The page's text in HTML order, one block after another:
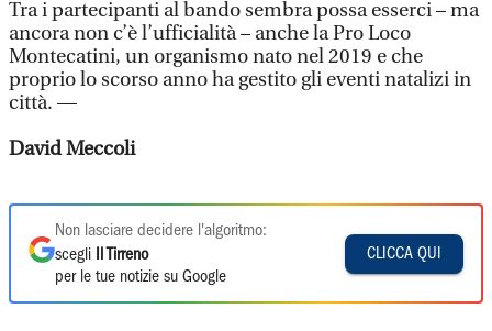
Tra i partecipanti al bando sembra possa esserci – ma
ancora non c’è l’ufficialità – anche la Pro Loco
Montecatini, un organismo nato nel 2019 e che
proprio lo scorso anno ha gestito gli eventi natalizi in
città. —
David Meccoli
Non lasciare decidere l'algoritmo:
scegli
Il Tirreno
per le tue notizie su Google
CLICCA QUI